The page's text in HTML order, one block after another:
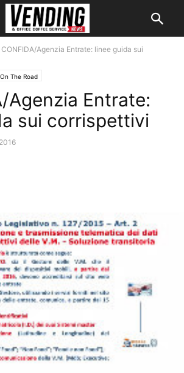
CONFIDA/Agenzia Entrate: linee guida sui
The Road
Agenzia Entrate:
sui corrispettivi